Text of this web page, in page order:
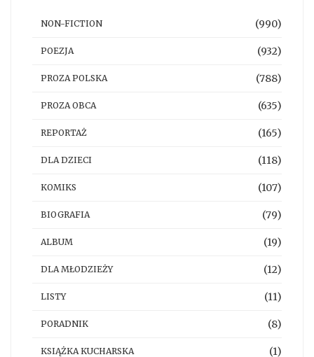
NON-FICTION (990)
POEZJA (932)
PROZA POLSKA (788)
PROZA OBCA (635)
REPORTAŻ (165)
DLA DZIECI (118)
KOMIKS (107)
BIOGRAFIA (79)
ALBUM (19)
DLA MŁODZIEŻY (12)
LISTY (11)
PORADNIK (8)
KSIĄŻKA KUCHARSKA (1)